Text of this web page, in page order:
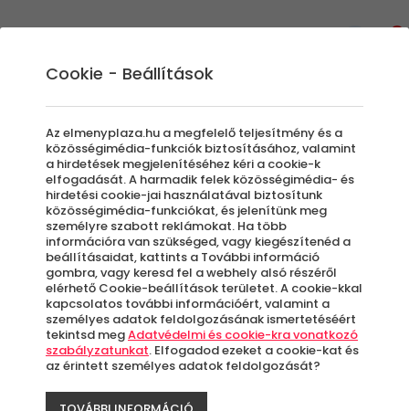
Élmények
Szűrők beállítása
Élmények
Rendezés:
Cookie - Beállítások
Az elmenyplaza.hu a megfelelő teljesítmény és a
közösségimédia-funkciók biztosításához, valamint
a hirdetések megjelenítéséhez kéri a cookie-k
elfogadását. A harmadik felek közösségimédia- és
hirdetési cookie-jai használatával biztosítunk
közösségimédia-funkciókat, és jelenítünk meg
személyre szabott reklámokat. Ha több
információra van szükséged, vagy kiegészítenéd a
beállításaidat, kattints a További információ
gombra, vagy keresd fel a webhely alsó részéről
elérhető Cookie-beállítások területet. A cookie-kkal
kapcsolatos további információért, valamint a
személyes adatok feldolgozásának ismertetéséért
tekintsd megAdatvédelmi és cookie-kra vonatkozó
szabályzatunkat. Elfogadod ezeket a cookie-kat és
az érintett személyes adatok feldolgozását?